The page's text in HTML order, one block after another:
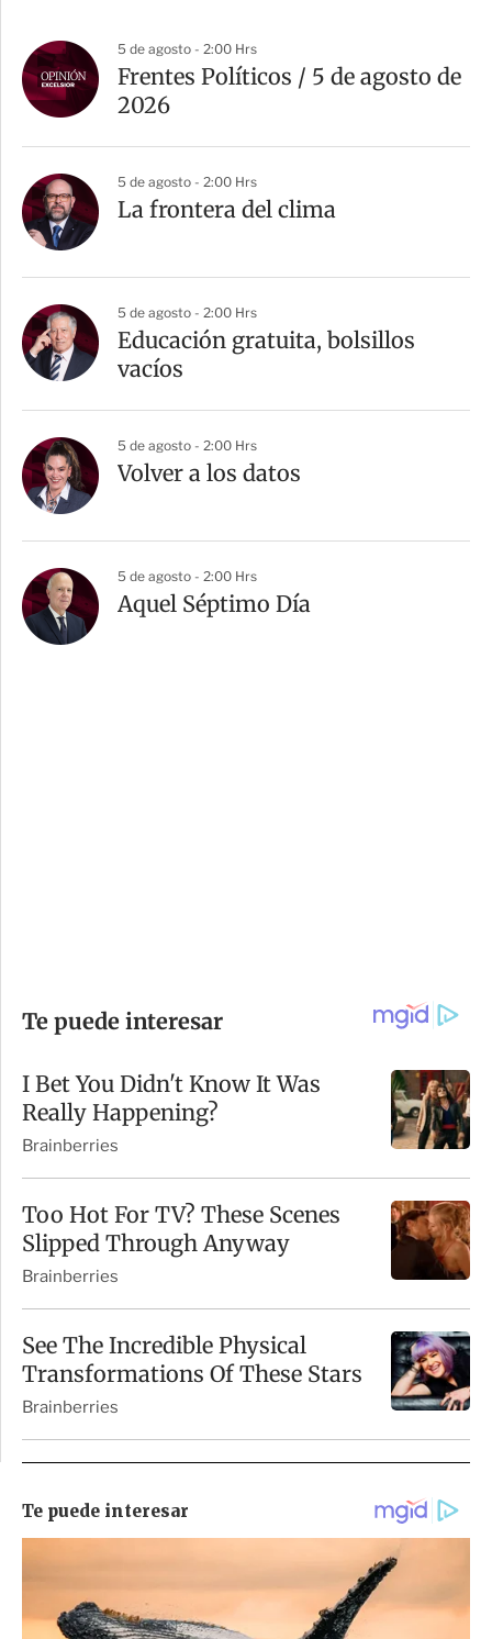
5 de agosto - 2:00 Hrs
Frentes Políticos / 5 de agosto de
2026
5 de agosto - 2:00 Hrs
La frontera del clima
5 de agosto - 2:00 Hrs
Educación gratuita, bolsillos
vacíos
5 de agosto - 2:00 Hrs
Volver a los datos
5 de agosto - 2:00 Hrs
Aquel Séptimo Día